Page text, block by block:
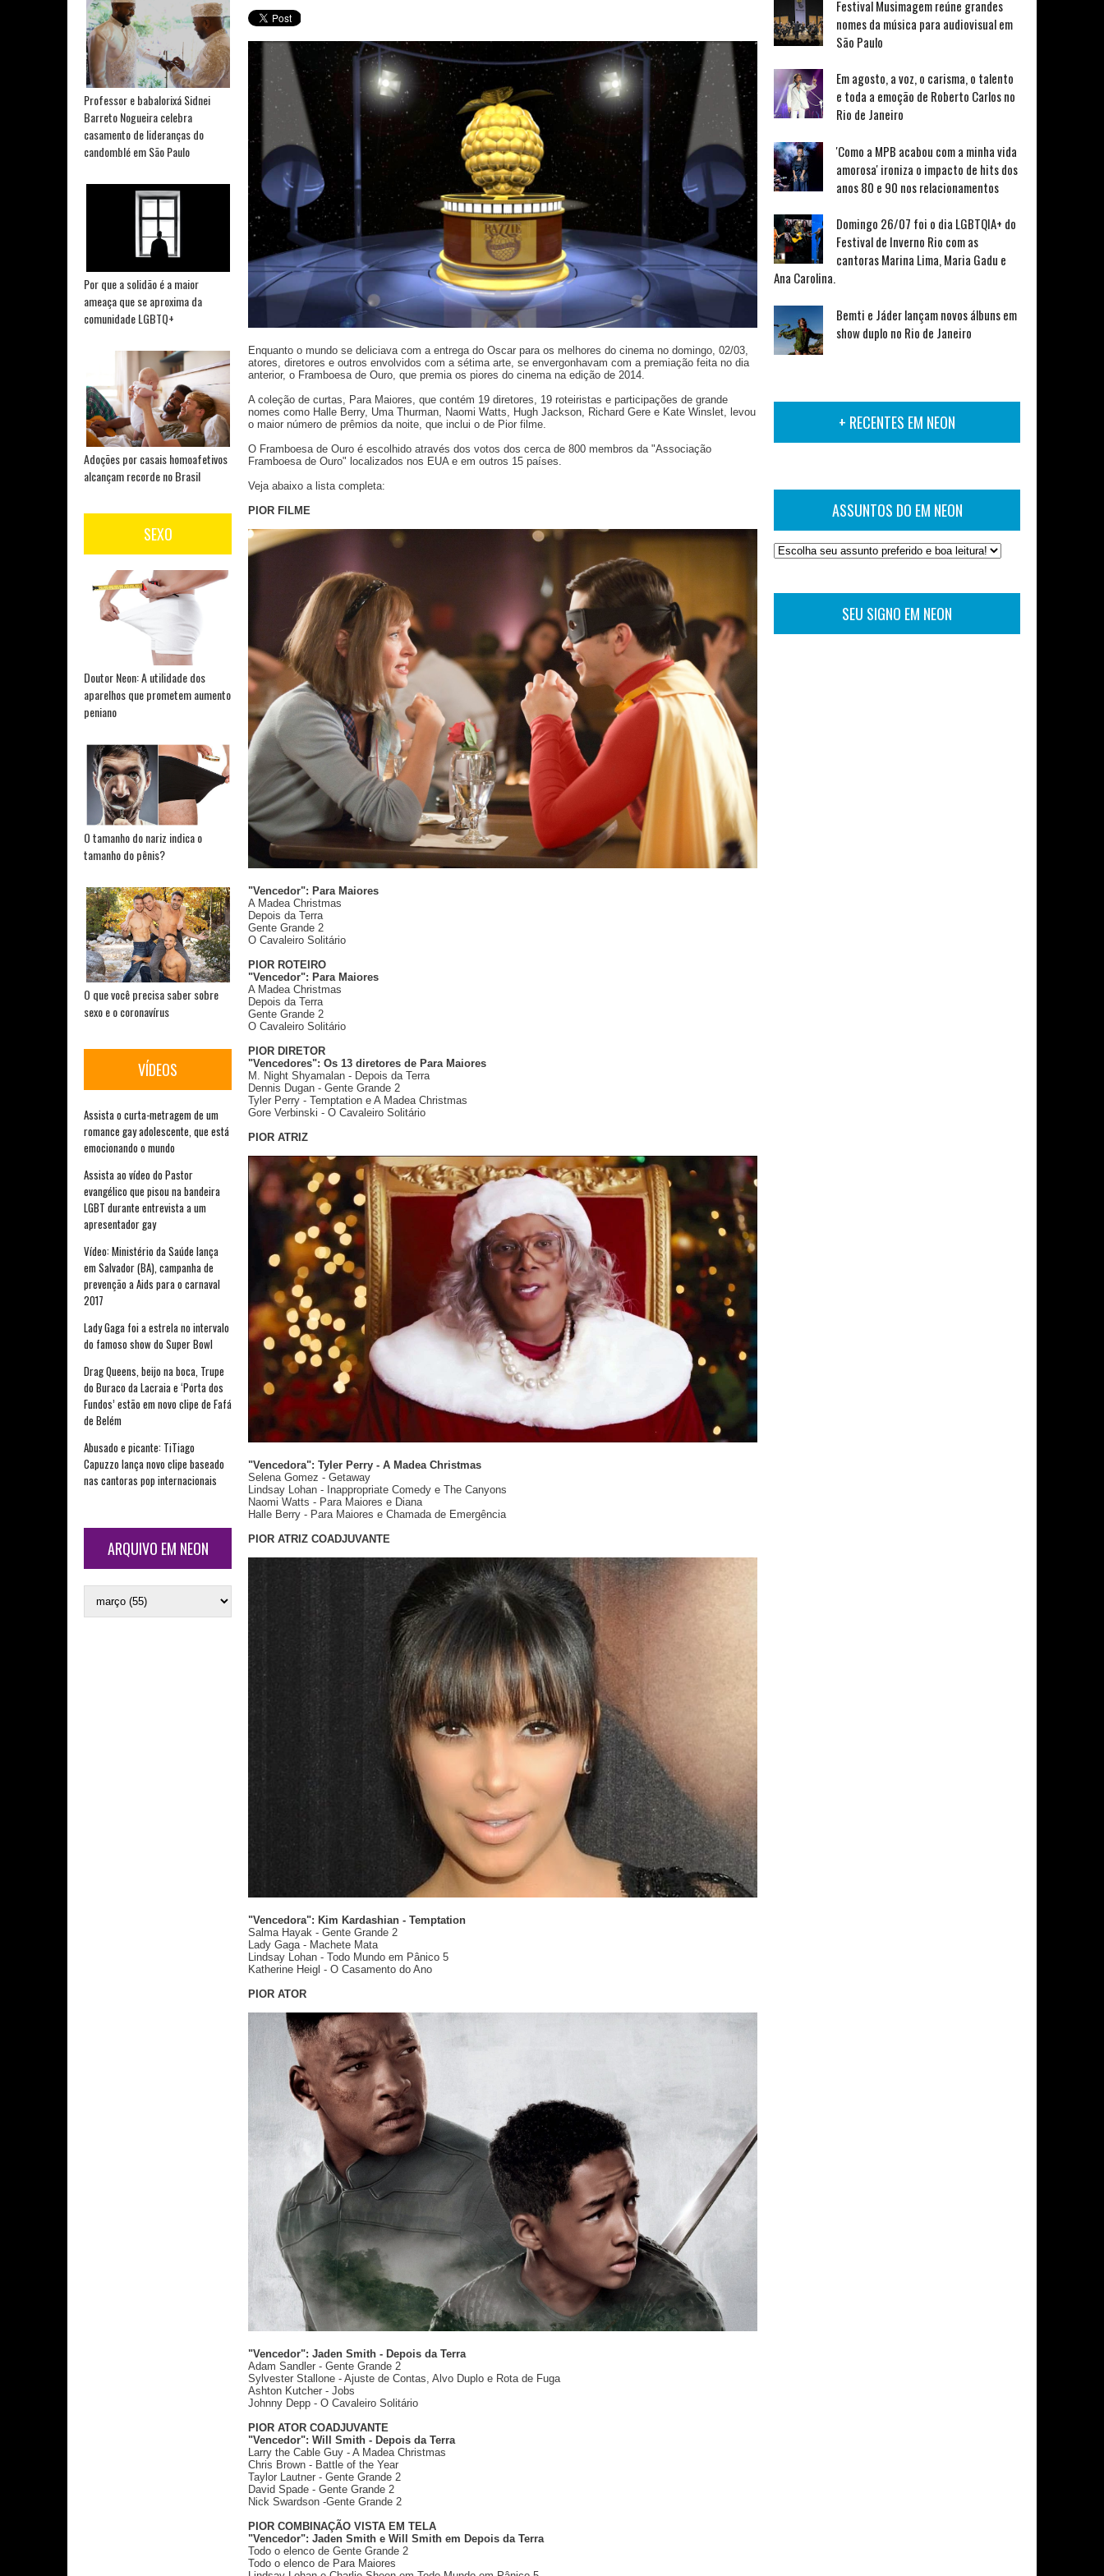
Professor e babalorixá Sidnei
Barreto Nogueira celebra
casamento de lideranças do
candomblé em São Paulo
Por que a solidão é a maior
ameaça que se aproxima da
comunidade LGBTQ+
Adoções por casais homoafetivos
alcançam recorde no Brasil
SEXO
Doutor Neon: A utilidade dos
aparelhos que prometem aumento
peniano
O tamanho do nariz indica o
tamanho do pênis?
O que você precisa saber sobre
sexo e o coronavírus
VÍDEOS
Assista o curta-metragem de um
romance gay adolescente, que está
emocionando o mundo
Assista ao vídeo do Pastor
evangélico que pisou na bandeira
LGBT durante entrevista a um
apresentador gay
Vídeo: Ministério da Saúde lança
em Salvador (BA), campanha de
prevenção a Aids para o carnaval
2017
Lady Gaga foi a estrela no intervalo
do famoso show do Super Bowl
Drag Queens, beijo na boca, Trupe
do Buraco da Lacraia e ‘Porta dos
Fundos’ estão em novo clipe de Fafá
de Belém
Abusado e picante: TiTiago
Capuzzo lança novo clipe baseado
nas cantoras pop internacionais
ARQUIVO EM NEON
Enquanto o mundo se deliciava com a entrega do Oscar para os melhores do cinema no domingo, 02/03,
atores, diretores e outros envolvidos com a sétima arte, se envergonhavam com a premiação feita no dia
anterior, o Framboesa de Ouro, que premia os piores do cinema na edição de 2014.
A coleção de curtas, Para Maiores, que contém 19 diretores, 19 roteiristas e participações de grande
nomes como Halle Berry, Uma Thurman, Naomi Watts, Hugh Jackson, Richard Gere e Kate Winslet, levou
o maior número de prêmios da noite, que inclui o de Pior filme.
O Framboesa de Ouro é escolhido através dos votos dos cerca de 800 membros da "Associação
Framboesa de Ouro" localizados nos EUA e em outros 15 países.
Veja abaixo a lista completa:
PIOR FILME
"Vencedor": Para Maiores
A Madea Christmas
Depois da Terra
Gente Grande 2
O Cavaleiro Solitário
PIOR ROTEIRO
"Vencedor": Para Maiores
A Madea Christmas
Depois da Terra
Gente Grande 2
O Cavaleiro Solitário
PIOR DIRETOR
"Vencedores": Os 13 diretores de Para Maiores
M. Night Shyamalan - Depois da Terra
Dennis Dugan - Gente Grande 2
Tyler Perry - Temptation e A Madea Christmas
Gore Verbinski - O Cavaleiro Solitário
PIOR ATRIZ
"Vencedora": Tyler Perry - A Madea Christmas
Selena Gomez - Getaway
Lindsay Lohan - Inappropriate Comedy e The Canyons
Naomi Watts - Para Maiores e Diana
Halle Berry - Para Maiores e Chamada de Emergência
PIOR ATRIZ COADJUVANTE
"Vencedora": Kim Kardashian - Temptation
Salma Hayak - Gente Grande 2
Lady Gaga - Machete Mata
Lindsay Lohan - Todo Mundo em Pânico 5
Katherine Heigl - O Casamento do Ano
PIOR ATOR
"Vencedor": Jaden Smith - Depois da Terra
Adam Sandler - Gente Grande 2
Sylvester Stallone - Ajuste de Contas, Alvo Duplo e Rota de Fuga
Ashton Kutcher - Jobs
Johnny Depp - O Cavaleiro Solitário
PIOR ATOR COADJUVANTE
"Vencedor": Will Smith - Depois da Terra
Larry the Cable Guy - A Madea Christmas
Chris Brown - Battle of the Year
Taylor Lautner - Gente Grande 2
David Spade - Gente Grande 2
Nick Swardson -Gente Grande 2
PIOR COMBINAÇÃO VISTA EM TELA
"Vencedor": Jaden Smith e Will Smith em Depois da Terra
Todo o elenco de Gente Grande 2
Todo o elenco de Para Maiores
Festival Musimagem reúne grandes
nomes da música para audiovisual em
São Paulo
Em agosto, a voz, o carisma, o talento
e toda a emoção de Roberto Carlos no
Rio de Janeiro
'Como a MPB acabou com a minha vida
amorosa' ironiza o impacto de hits dos
anos 80 e 90 nos relacionamentos
Domingo 26/07 foi o dia LGBTQIA+ do
Festival de Inverno Rio com as
cantoras Marina Lima, Maria Gadu e
Ana Carolina.
Bemti e Jáder lançam novos álbuns em
show duplo no Rio de Janeiro
+ RECENTES EM NEON
ASSUNTOS DO EM NEON
SEU SIGNO EM NEON